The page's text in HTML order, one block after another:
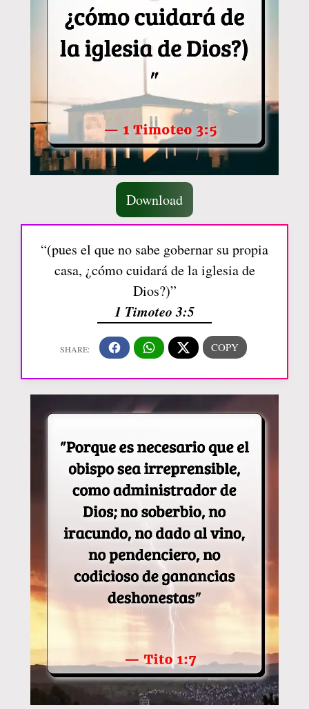
Download
“(pues el que no sabe gobernar su propia
casa, ¿cómo cuidará de la iglesia de
Dios?)”
1 Timoteo 3:5